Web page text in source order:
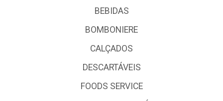
BEBIDAS
BOMBONIERE
CALÇADOS
DESCARTÁVEIS
FOODS SERVICE